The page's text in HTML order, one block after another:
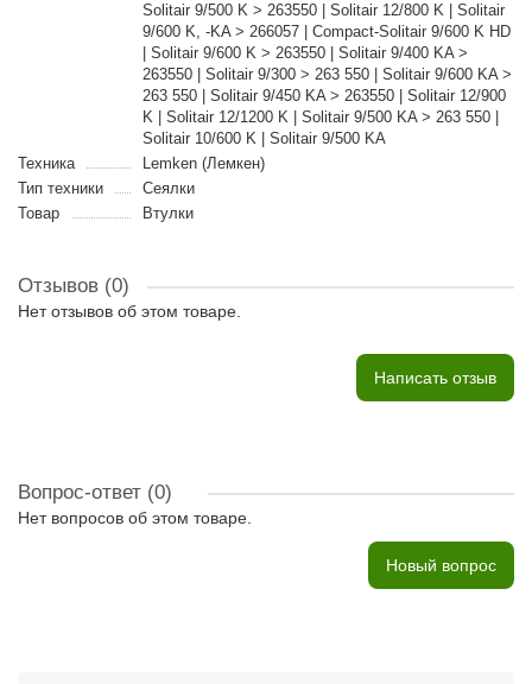
Solitair 9/500 K > 263550 | Solitair 12/800 K | Solitair
9/600 K, -KA > 266057 | Compact-Solitair 9/600 K HD
| Solitair 9/600 K > 263550 | Solitair 9/400 KA >
263550 | Solitair 9/300 > 263 550 | Solitair 9/600 KA >
263 550 | Solitair 9/450 KA > 263550 | Solitair 12/900
K | Solitair 12/1200 K | Solitair 9/500 KA > 263 550 |
Solitair 10/600 K | Solitair 9/500 KA
Техника
Lemken (Лемкен)
Тип техники
Сеялки
Товар
Втулки
Отзывов (0)
Нет отзывов об этом товаре.
Написать отзыв
Вопрос-ответ (0)
Нет вопросов об этом товаре.
Новый вопрос